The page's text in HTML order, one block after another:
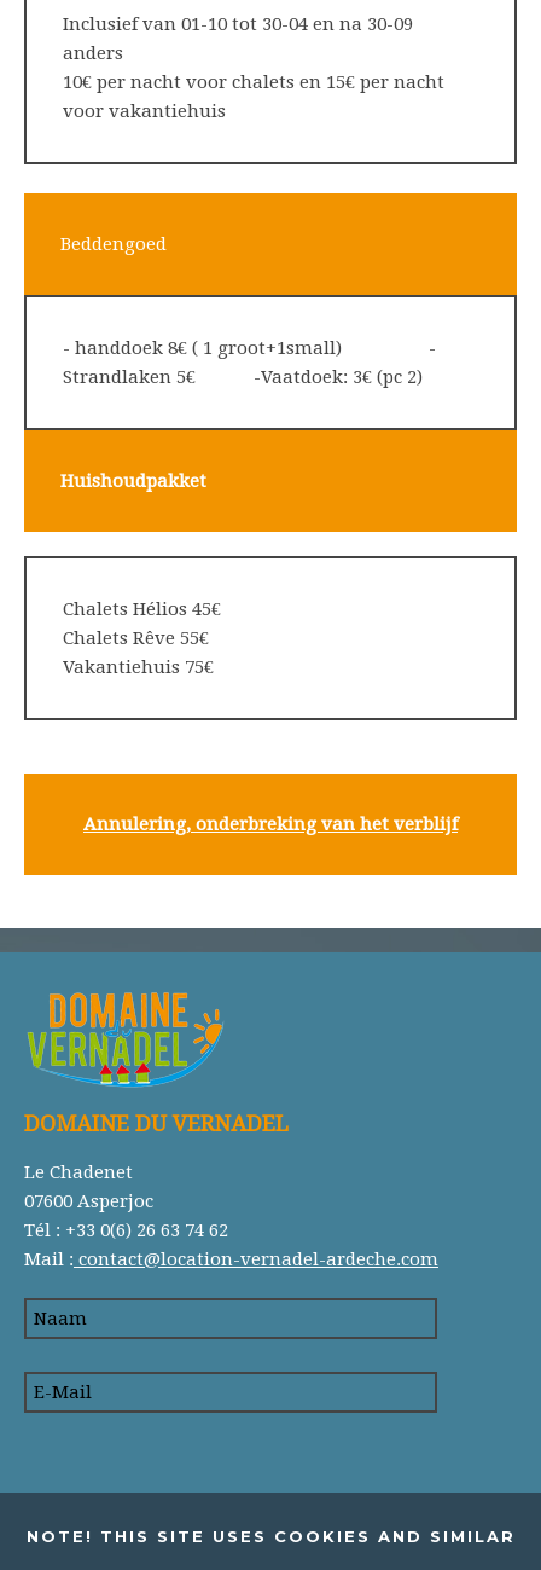
Inclusief van 01-10 tot 30-04 en na 30-09
anders
10€ per nacht voor chalets en 15€ per nacht
voor vakantiehuis
Beddengoed
- handdoek 8€ ( 1 groot+1small) -
Strandlaken 5€ -Vaatdoek: 3€ (pc 2)
Huishoudpakket
Chalets Hélios 45€
Chalets Rêve 55€
Vakantiehuis 75€
Annulering, onderbreking van het verblijf
DOMAINE DU VERNADEL
Le Chadenet
07600 Asperjoc
Tél : +33 0(6) 26 63 74 62
Mail : contact@location-vernadel-ardeche.com
NOTE! THIS SITE USES COOKIES AND SIMILAR